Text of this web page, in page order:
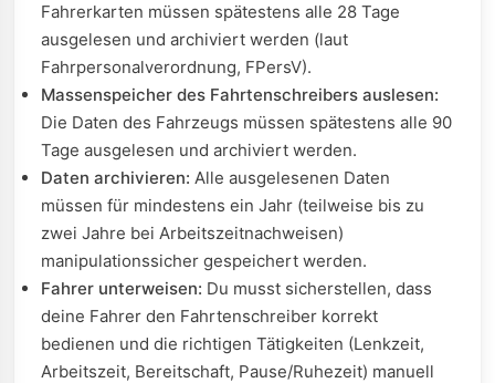
Fahrerkarten müssen spätestens alle 28 Tage
ausgelesen und archiviert werden (laut
Fahrpersonalverordnung, FPersV).
Massenspeicher des Fahrtenschreibers auslesen:
Die Daten des Fahrzeugs müssen spätestens alle 90
Tage ausgelesen und archiviert werden.
Daten archivieren: Alle ausgelesenen Daten
müssen für mindestens ein Jahr (teilweise bis zu
zwei Jahre bei Arbeitszeitnachweisen)
manipulationssicher gespeichert werden.
Fahrer unterweisen: Du musst sicherstellen, dass
deine Fahrer den Fahrtenschreiber korrekt
bedienen und die richtigen Tätigkeiten (Lenkzeit,
Arbeitszeit, Bereitschaft, Pause/Ruhezeit) manuell